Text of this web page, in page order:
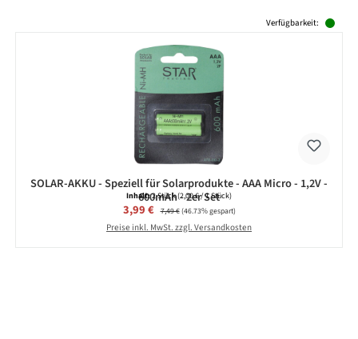
Verfügbarkeit:
SOLAR-AKKU - Speziell für Solarprodukte - AAA Micro - 1,2V -
600mAh - 2er Set
Inhalt:2 Stück(2,00 € / 1 Stück)
Verkaufspreis:
3,99 € Regulärer Preis:
7,49 €(46.73% gespart)
Preise inkl. MwSt. zzgl. Versandkosten